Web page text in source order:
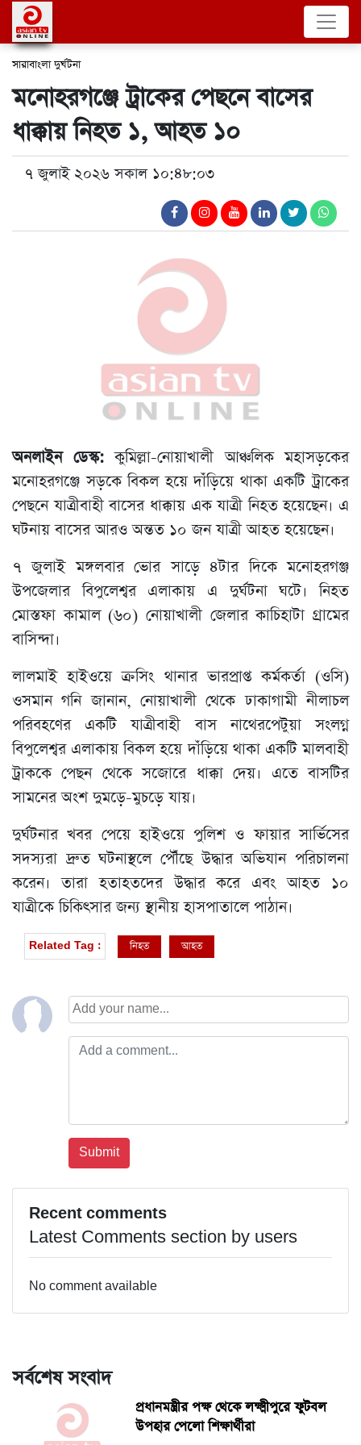
সারাবাংলা দুর্ঘটনা
মনোহরগঞ্জে ট্রাকের পেছনে বাসের
ধাক্কায় নিহত ১, আহত ১০
৭ জুলাই ২০২৬ সকাল ১০:৪৮:০৩
অনলাইন ডেস্ক:কুমিল্লা-নোয়াখালী আঞ্চলিক মহাসড়কের
মনোহরগঞ্জে সড়কে বিকল হয়ে দাঁড়িয়ে থাকা একটি ট্রাকের
পেছনে যাত্রীবাহী বাসের ধাক্কায় এক যাত্রী নিহত হয়েছেন। এ
ঘটনায় বাসের আরও অন্তত ১০ জন যাত্রী আহত হয়েছেন।
৭ জুলাই মঙ্গলবার ভোর সাড়ে ৪টার দিকে মনোহরগঞ্জ
উপজেলার বিপুলেশ্বর এলাকায় এ দুর্ঘটনা ঘটে। নিহত
মোস্তফা কামাল (৬০) নোয়াখালী জেলার কাচিহাটা গ্রামের
বাসিন্দা।
লালমাই হাইওয়ে ক্রসিং থানার ভারপ্রাপ্ত কর্মকর্তা (ওসি)
ওসমান গনি জানান, নোয়াখালী থেকে ঢাকাগামী নীলাচল
পরিবহণের একটি যাত্রীবাহী বাস নাথেরপেটুয়া সংলগ্ন
বিপুলেশ্বর এলাকায় বিকল হয়ে দাঁড়িয়ে থাকা একটি মালবাহী
ট্রাককে পেছন থেকে সজোরে ধাক্কা দেয়। এতে বাসটির
সামনের অংশ দুমড়ে-মুচড়ে যায়।
দুর্ঘটনার খবর পেয়ে হাইওয়ে পুলিশ ও ফায়ার সার্ভিসের
সদস্যরা দ্রুত ঘটনাস্থলে পৌঁছে উদ্ধার অভিযান পরিচালনা
করেন। তারা হতাহতদের উদ্ধার করে এবং আহত ১০
যাত্রীকে চিকিৎসার জন্য স্থানীয় হাসপাতালে পাঠান।
Related Tag : নিহত আহত
Recent comments
Latest Comments section by users
No comment available
সর্বশেষ সংবাদ
প্রধানমন্ত্রীর পক্ষ থেকে লক্ষ্মীপুরে ফুটবল
উপহার পেলো শিক্ষার্থীরা